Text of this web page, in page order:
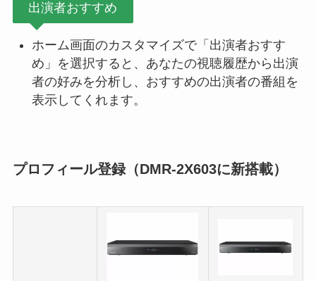
出演者おすすめ
ホーム画面のカスタマイズで「出演者おすす
め」を選択すると、あなたの視聴履歴から出演
者の好みを分析し、おすすめの出演者の番組を
表示してくれます。
プロフィール登録（DMR-2X603に新搭載）